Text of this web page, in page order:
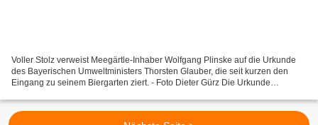
Voller Stolz verweist Meegärtle-Inhaber Wolfgang Plinske auf die Urkunde
des Bayerischen Umweltministers Thorsten Glauber, die seit kurzen den
Eingang zu seinem Biergarten ziert. - Foto Dieter Gürz Die Urkunde